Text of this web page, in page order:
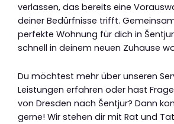
verlassen, das bereits eine
deiner Bedürfnisse trifft.
perfekte Wohnung für dich in
schnell in deinem neuen Zuhause
Du möchtest mehr über unseren
Leistungen erfahren oder hast
von Dresden nach Šentjur? Dann
gerne! Wir stehen dir mit Rat und